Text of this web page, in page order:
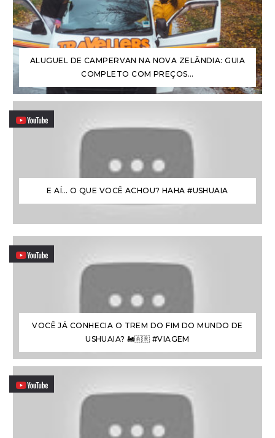
ALUGUEL DE CAMPERVAN NA NOVA ZELÂNDIA: GUIA
COMPLETO COM PREÇOS...
E AÍ… O QUE VOCÊ ACHOU? HAHA #USHUAIA
VOCÊ JÁ CONHECIA O TREM DO FIM DO MUNDO DE
USHUAIA? 🚂🇦🇷 #VIAGEM